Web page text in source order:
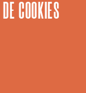
COOKIES